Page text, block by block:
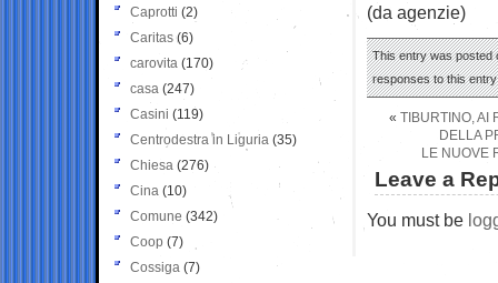
(da agenzie)
This entry was posted
responses to this
« TIBURTINO, AI
DELLA
LE NUOVE
Leave a
You must be
Caprotti (2)
Caritas (6)
carovita (170)
casa (247)
Casini (119)
Centrodestra in Liguria (35)
Chiesa (276)
Cina (10)
Comune (342)
Coop (7)
Cossiga (7)